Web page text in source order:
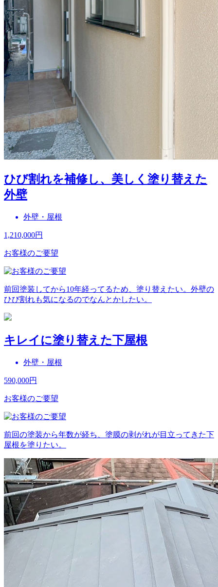
ひび割れを補修し、美しく塗り替えた
外壁
外壁・屋根
1,210,000円
お客様のご要望
前回塗装してから10年経ってるため、塗り替えたい。外壁の
ひび割れも気になるのでなんとかしたい。
キレイに塗り替えた下屋根
外壁・屋根
590,000円
お客様のご要望
前回の塗装から年数が経ち、塗膜の剥がれが目立ってきた下
屋根を塗りたい。